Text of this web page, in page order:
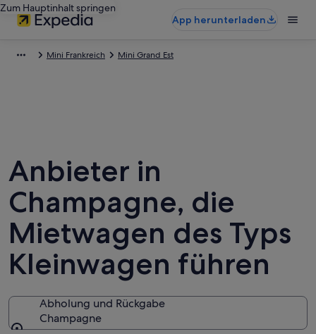
Zum Hauptinhalt springen
App herunterladen
Mini Frankreich Mini Grand Est
Anbieter in
Champagne, die
Mietwagen des Typs
Kleinwagen führen
Abholung und Rückgabe
Champagne